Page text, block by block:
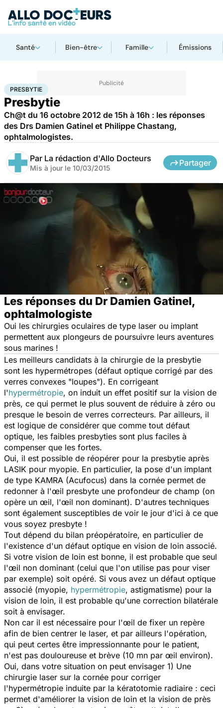
Santé Bien-être Famille Émissions
AccueilSanté Presbytie
PRESBYTIE
Presbytie
Ch@t du 16 octobre 2012 de 15h à 16h : les réponses
des Drs Damien Gatinel et Philippe Chastang,
ophtalmologistes.
Par La rédaction d'Allo Docteurs
Mis à jour le 10/03/2015
Partager
Les réponses du Dr Damien Gatinel,
ophtalmologiste
Oui les chirurgies oculaires de type laser ou implant
permettent aux plongeurs de poursuivre leurs aventures
sous marines !
Les meilleurs candidats à la chirurgie de la presbytie
sont les hypermétropes (défaut optique corrigé par des
verres convexes "loupes"). En corrigeant
l'hypermétropie, on induit un effet positif sur la vision de
près, ce qui permet le plus souvent de réduire à zéro ou
presque le besoin de verres correcteurs. Par ailleurs, il
est logique de considérer que comme tout défaut
optique, les faibles presbyties sont plus faciles à
compenser que les fortes.
Oui, il est possible de réopérer pour la presbytie après
LASIK pour myopie. En particulier, la pose d'un implant
de type KAMRA (Acufocus) dans la cornée permet de
redonner à l'œil presbyte une profondeur de champ (on
opère un œil, l'œil non dominant). D'autres techniques
sont également susceptibles de voir le jour d'ici à ce que
vous soyez presbyte !
Tout dépend du bilan préopératoire, en particulier de
l'existence d'un défaut optique en vision de loin associé.
Si votre vision de loin est bonne, il est probable que seul
l'œil non dominant (celui que l'on utilise pas pour viser
par exemple) soit opéré. Si vous avez un défaut optique
associé (myopie, hypermétropie, astigmatisme) pour la
vision de loin, il est probable qu'une correction bilatérale
soit à envisager.
Non car il est nécessaire pour l'œil de fixer un repère
afin de bien centrer le laser, et par ailleurs l'opération,
qui peut certes être impressionnante pour le patient,
n'est pas douloureuse et brève (10 mn par œil environ).
Oui, dans votre situation on peut envisager 1) Une
chirurgie laser sur la cornée pour corriger
l'hypermétropie induite par la kératotomie radiaire : ceci
permet d'améliorer la vision de loin et la vision de près